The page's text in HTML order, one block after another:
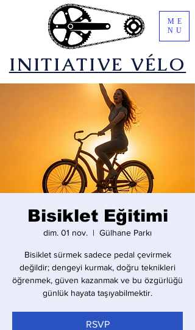
​INITIATIVE VÉLO
ME
NU
Bisiklet Eğitimi
dim. 01 nov.
  |
Gülhane Parkı
Bisiklet sürmek sadece pedal çevirmek
değildir; dengeyi kurmak, doğru teknikleri
öğrenmek, güven kazanmak ve bu özgürlüğü
günlük hayata taşıyabilmektir.
RSVP